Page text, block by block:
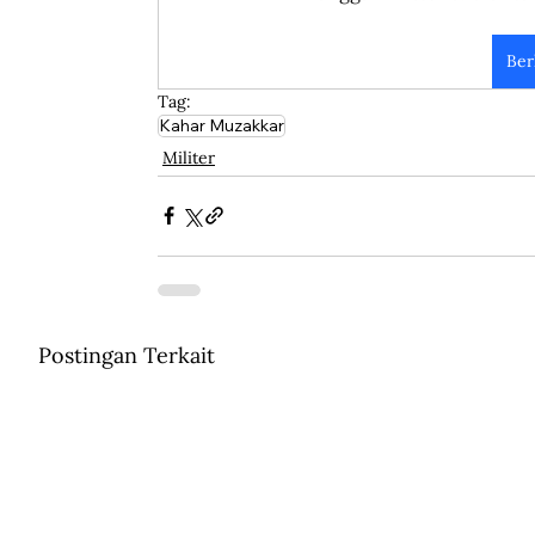
Tag:
Kahar Muzakkar
Militer
Postingan Terkait